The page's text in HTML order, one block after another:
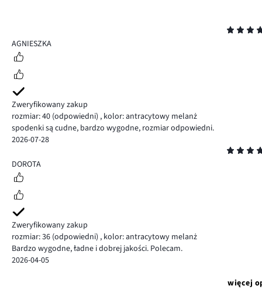
5
AGNIESZKA
Zweryfikowany zakup
rozmiar: 40 (odpowiedni) , kolor: antracytowy melanż
spodenki są cudne, bardzo wygodne, rozmiar odpowiedni.
2026-07-28
5
DOROTA
Zweryfikowany zakup
rozmiar: 36 (odpowiedni) , kolor: antracytowy melanż
Bardzo wygodne, ładne i dobrej jakości. Polecam.
2026-04-05
więcej